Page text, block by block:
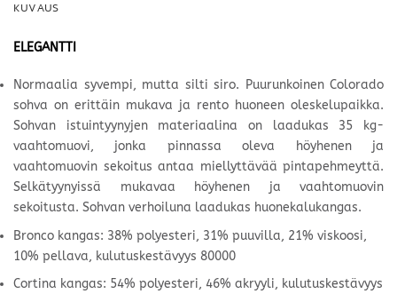
KUVAUS
ELEGANTTI
Normaalia syvempi, mutta silti siro. Puurunkoinen Colorado
sohva on erittäin mukava ja rento huoneen oleskelupaikka.
Sohvan istuintyynyjen materiaalina on laadukas 35 kg-
vaahtomuovi, jonka pinnassa oleva höyhenen ja
vaahtomuovin sekoitus antaa miellyttävää pintapehmeyttä.
Selkätyynyissä mukavaa höyhenen ja vaahtomuovin
sekoitusta. Sohvan verhoiluna laadukas huonekalukangas.
Bronco kangas: 38% polyesteri, 31% puuvilla, 21% viskoosi,
10% pellava, kulutuskestävyys 80000
Cortina kangas: 54% polyesteri, 46% akryyli, kulutuskestävyys